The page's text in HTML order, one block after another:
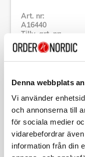
Denna webbplats
Vi använder
och annonserna till
för sociala medier
vidarebefordrar
information från din
Art. nr:
A16440
Tillv. art. nr:
HU3916/10
Se alla produkter
Specifikation
Beskrivning
A16440